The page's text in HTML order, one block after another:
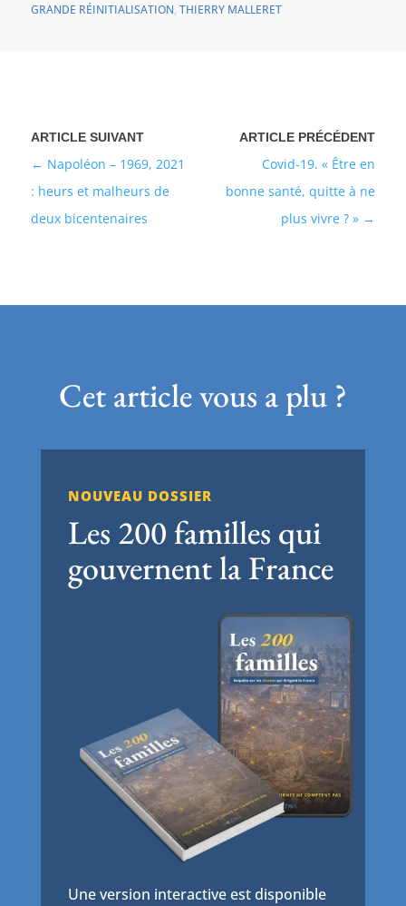
GRANDE RÉINITIALISATION, THIERRY MALLERET
Covid-19. « Être en
bonne santé, quitte à ne
plus vivre ? »
Napoléon – 1969, 2021
: heurs et malheurs de
deux bicentenaires
Cet article vous a plu ?
NOUVEAU DOSSIER
Les 200 familles qui
gouvernent la France
Une version interactive est disponible